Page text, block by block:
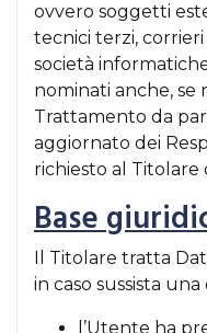
ovvero soggetti
tecnici terzi,
società
nominati anche, se
Trattamento da
aggiornato dei
richiesto al
Base
Il Titolare tratta
in caso sussista
l’Utente ha